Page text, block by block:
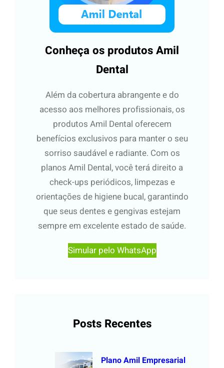
Conheça os produtos Amil
Dental
Além da cobertura abrangente e do
acesso aos melhores profissionais, os
produtos Amil Dental oferecem
benefícios exclusivos para manter o seu
sorriso saudável e radiante. Com os
planos Amil Dental, você terá direito a
check-ups periódicos, limpezas e
orientações de higiene bucal, garantindo
que seus dentes e gengivas estejam
sempre em excelente estado de saúde.
Simular pelo WhatsApp
Posts Recentes
Plano Amil Empresarial